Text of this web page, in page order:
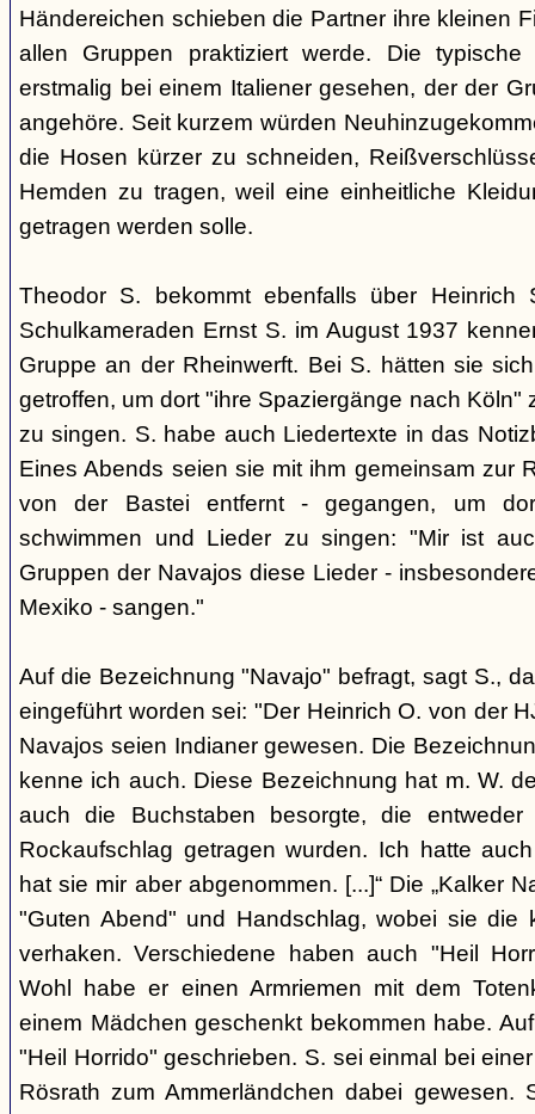
Händereichen schieben die Partner ihre kleinen
allen Gruppen praktiziert werde. Die
erstmalig bei einem Italiener gesehen, der der
angehöre. Seit kurzem würden
die Hosen kürzer zu schneiden,
Hemden zu tragen, weil eine einheitliche
getragen werden solle.
Theodor S. bekommt ebenfalls über
Schulkameraden Ernst S. im August 1937
Gruppe an der Rheinwerft. Bei S. hätten sie
getroffen, um dort "ihre Spaziergänge nach Köln"
zu singen. S. habe auch Liedertexte in das
Eines Abends seien sie mit ihm gemeinsam zur
von der Bastei entfernt - gegangen, um
schwimmen und Lieder zu singen: "Mir ist
Gruppen der Navajos diese Lieder -
Mexiko - sangen."
Auf die Bezeichnung "Navajo" befragt, sagt S.,
eingeführt worden sei: "Der Heinrich O. von der
Navajos seien Indianer gewesen. Die
kenne ich auch. Diese Bezeichnung hat m. W.
auch die Buchstaben besorgte, die
Rockaufschlag getragen wurden. Ich hatte
hat sie mir aber abgenommen. [...]“ Die „Kalker
"Guten Abend" und Handschlag, wobei sie die
verhaken. Verschiedene haben auch "Heil
Wohl habe er einen Armriemen mit dem
einem Mädchen geschenkt bekommen habe.
"Heil Horrido" geschrieben. S. sei einmal bei
Rösrath zum Ammerländchen dabei gewesen.